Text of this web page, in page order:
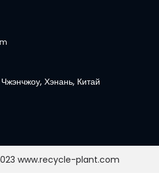
Хэнань, Китай
www.recycle-plant.com